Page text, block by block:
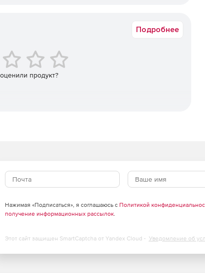
возможности индивидуальных настроек
Подробнее
продукт?
Нажимая «Подписаться», я соглашаюсь с Политикой
получение информационных рассылок.
Этот сайт защищен SmartCaptcha от Yandex Cloud - Уведомление об